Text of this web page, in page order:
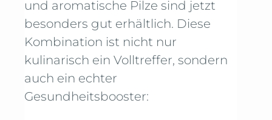
und aromatische Pilze sind jetzt
besonders gut erhältlich. Diese
Kombination ist nicht nur
kulinarisch ein Volltreffer, sondern
auch ein echter
Gesundheitsbooster: